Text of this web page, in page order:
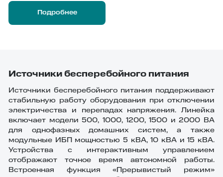
Подробнее
Источники бесперебойного питания
Источники бесперебойного питания поддерживают
стабильную работу оборудования при отключении
электричества и перепадах напряжения. Линейка
включает модели 500, 1000, 1200, 1500 и 2000 ВА
для однофазных домашних систем, а также
модульные ИБП мощностью 5 кВА, 10 кВА и 15 кВА.
Устройства с интерактивным управлением
отображают точное время автономной работы.
Встроенная функция «Прерывистый режим»